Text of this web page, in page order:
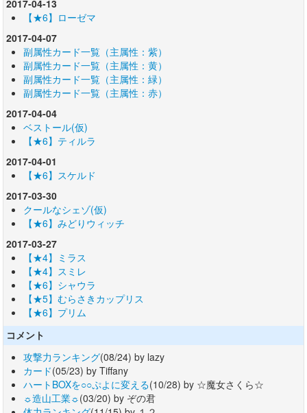
2017-04-13
【★6】ローゼマ
2017-04-07
副属性カード一覧（主属性：紫）
副属性カード一覧（主属性：黄）
副属性カード一覧（主属性：緑）
副属性カード一覧（主属性：赤）
2017-04-04
ベストール(仮)
【★6】ティルラ
2017-04-01
【★6】スケルド
2017-03-30
クールなシェゾ(仮)
【★6】みどりウィッチ
2017-03-27
【★4】ミラス
【★4】スミレ
【★6】シャウラ
【★5】むらさきカップリス
【★6】プリム
コメント
攻撃力ランキング(08/24) by lazy
カード(05/23) by Tiffany
ハートBOXを○○ぷよに変える(10/28) by ☆魔女さくら☆
☼造山工業☼(03/20) by ぞの君